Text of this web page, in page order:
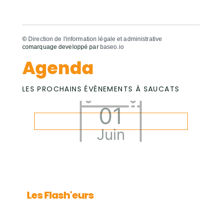
© Direction de l'information légale et administrative
comarquage developpé par baseo.io
Agenda
LES PROCHAINS ÉVÈNEMENTS À SAUCATS
01
Juin
Les Flash'eurs